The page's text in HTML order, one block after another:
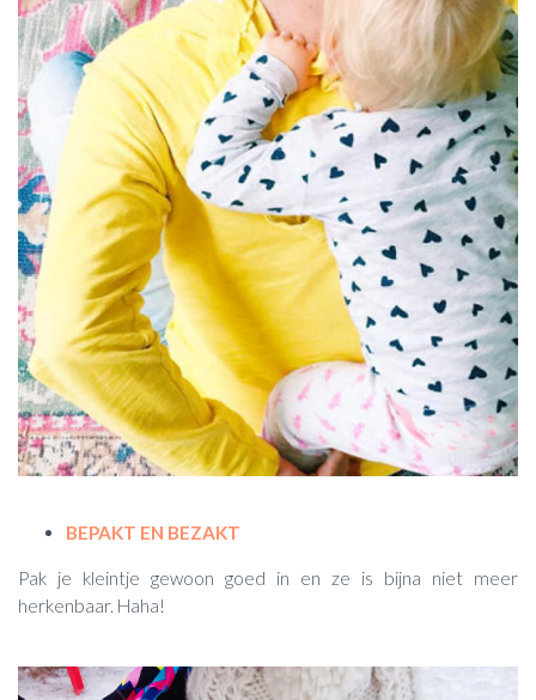
BEPAKT EN BEZAKT
Pak je kleintje gewoon goed in en ze is bijna niet meer
herkenbaar. Haha!